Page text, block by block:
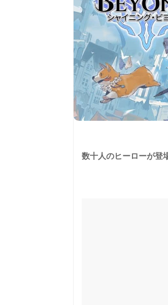
数十人のヒーローが登